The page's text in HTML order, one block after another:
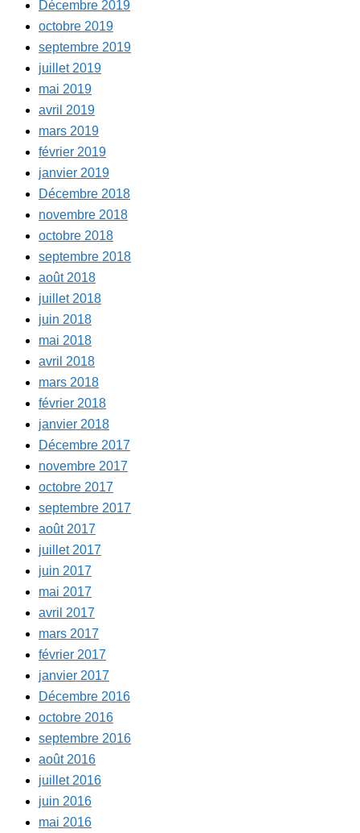
Décembre 2019
octobre 2019
septembre 2019
juillet 2019
mai 2019
avril 2019
mars 2019
février 2019
janvier 2019
Décembre 2018
novembre 2018
octobre 2018
septembre 2018
août 2018
juillet 2018
juin 2018
mai 2018
avril 2018
mars 2018
février 2018
janvier 2018
Décembre 2017
novembre 2017
octobre 2017
septembre 2017
août 2017
juillet 2017
juin 2017
mai 2017
avril 2017
mars 2017
février 2017
janvier 2017
Décembre 2016
octobre 2016
septembre 2016
août 2016
juillet 2016
juin 2016
mai 2016